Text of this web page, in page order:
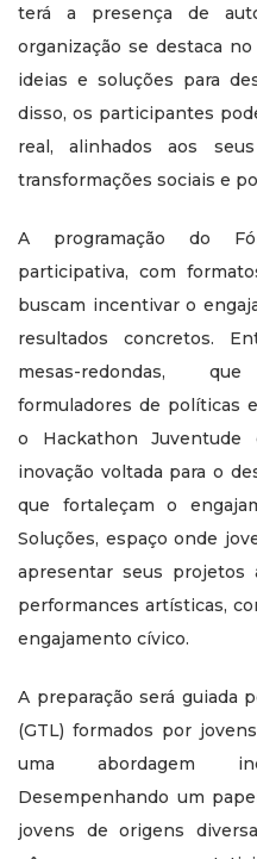
terá a presença de
organização se destaca
ideias e soluções para
disso, os participantes
real, alinhados aos
transformações sociais e
A programação do
participativa, com
buscam incentivar o
resultados concretos.
mesas-redondas,
formuladores de políticas
o Hackathon Juventude
inovação voltada para o
que fortaleçam o
Soluções, espaço onde
apresentar seus projetos
performances artísticas,
engajamento cívico.
A preparação será guiada
(GTL) formados por
uma abordagem
Desempenhando um
jovens de origens